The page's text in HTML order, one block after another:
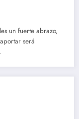
un fuerte abrazo,
será